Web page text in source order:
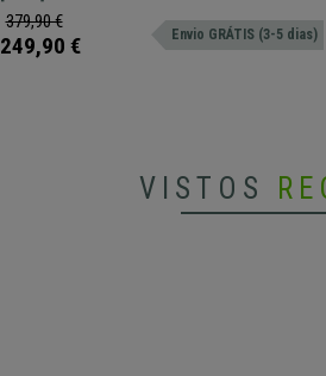
379,90 €
249,90 € Envio GRÁTIS (3-5 dias)
VISTOS